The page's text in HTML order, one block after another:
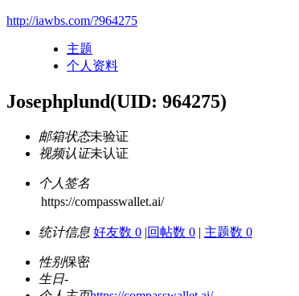
http://iawbs.com/?964275
主题
个人资料
Josephplund(UID: 964275)
邮箱状态未验证
视频认证未认证
个人签名
https://compasswallet.ai/
统计信息 好友数 0 |回帖数 0 | 主题数 0
性别保密
生日-